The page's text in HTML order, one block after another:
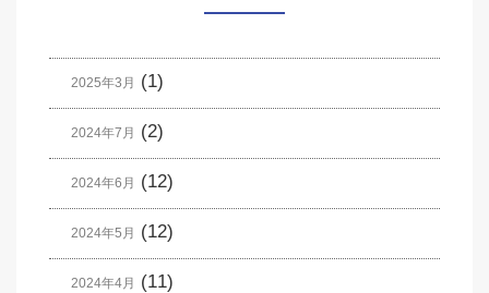
2025年3月 (1)
2024年7月 (2)
2024年6月 (12)
2024年5月 (12)
2024年4月 (11)